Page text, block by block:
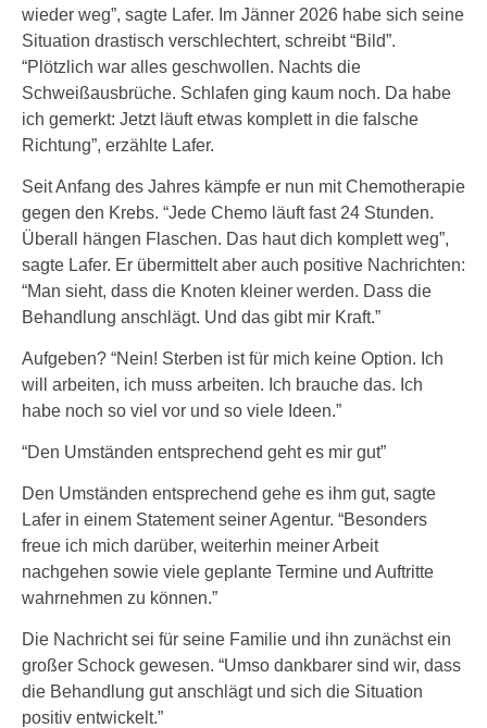
wieder weg”, sagte Lafer. Im Jänner 2026 habe sich seine
Situation drastisch verschlechtert, schreibt “Bild”.
“Plötzlich war alles geschwollen. Nachts die
Schweißausbrüche. Schlafen ging kaum noch. Da habe
ich gemerkt: Jetzt läuft etwas komplett in die falsche
Richtung”, erzählte Lafer.
Seit Anfang des Jahres kämpfe er nun mit Chemotherapie
gegen den Krebs. “Jede Chemo läuft fast 24 Stunden.
Überall hängen Flaschen. Das haut dich komplett weg”,
sagte Lafer. Er übermittelt aber auch positive Nachrichten:
“Man sieht, dass die Knoten kleiner werden. Dass die
Behandlung anschlägt. Und das gibt mir Kraft.”
Aufgeben? “Nein! Sterben ist für mich keine Option. Ich
will arbeiten, ich muss arbeiten. Ich brauche das. Ich
habe noch so viel vor und so viele Ideen.”
“Den Umständen entsprechend geht es mir gut”
Den Umständen entsprechend gehe es ihm gut, sagte
Lafer in einem Statement seiner Agentur. “Besonders
freue ich mich darüber, weiterhin meiner Arbeit
nachgehen sowie viele geplante Termine und Auftritte
wahrnehmen zu können.”
Die Nachricht sei für seine Familie und ihn zunächst ein
großer Schock gewesen. “Umso dankbarer sind wir, dass
die Behandlung gut anschlägt und sich die Situation
positiv entwickelt.”